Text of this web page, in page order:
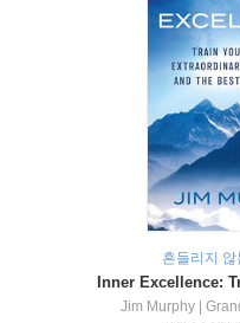
흔들리지
Jim Murphy